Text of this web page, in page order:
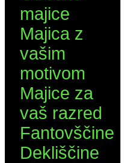
majice
Majica z
vašim
motivom
Majice za
vaš razred
Fantovščine
Dekliščine